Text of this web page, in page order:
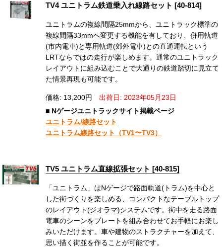
TV4 ユニトラム鉄道乗入れ線路セット [40-814]
ユニトラムの複線間隔25mmから、ユニトラック標準の
複線間隔33mmへ変更する機能を有しており、併用軌道
(市内電車)と専用軌道(郊外電車)との直通運転という
LRTならではの走行が楽しめます。通常のユニトラック
レイアウトに組み込むことで大通りの鉄道踏切に見立て
た情景再現も可能です。
価格: 13,200円
出荷日: 2023年05月23日
■ Nゲージユニトラックサイト掲載ページ
ユニトラム/線路セット
ユニトラム線路セット（TV1〜TV3）
TV5 ユニトラム直線拡張セット [40-815]
「ユニトラム」はNゲージで路面軌道(トラム)を中心と
した街づくりを楽しめる、コンパクトなテーブルトップ
のレイアウト(ジオラマ)システムです。街中を走る路面
電車のシーンをプレートを組み合わせてお手軽にお楽し
みいただけます。車や建物のストラクチャーを加えて、
思い描く街並を作ることが可能です。